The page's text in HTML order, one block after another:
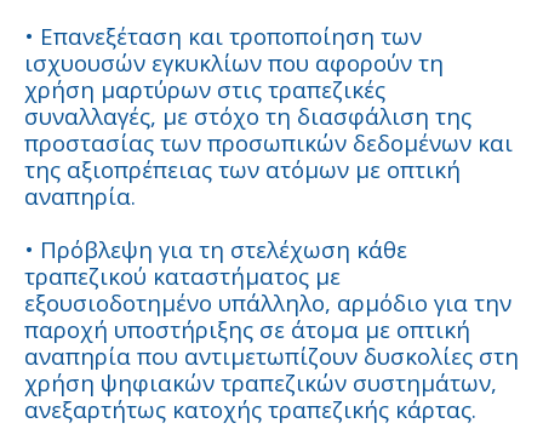
• Επανεξέταση και τροποποίηση των
ισχυουσών εγκυκλίων που αφορούν τη
χρήση μαρτύρων στις τραπεζικές
συναλλαγές, με στόχο τη διασφάλιση της
προστασίας των προσωπικών δεδομένων και
της αξιοπρέπειας των ατόμων με οπτική
αναπηρία.
• Πρόβλεψη για τη στελέχωση κάθε
τραπεζικού καταστήματος με
εξουσιοδοτημένο υπάλληλο, αρμόδιο για την
παροχή υποστήριξης σε άτομα με οπτική
αναπηρία που αντιμετωπίζουν δυσκολίες στη
χρήση ψηφιακών τραπεζικών συστημάτων,
ανεξαρτήτως κατοχής τραπεζικής κάρτας.